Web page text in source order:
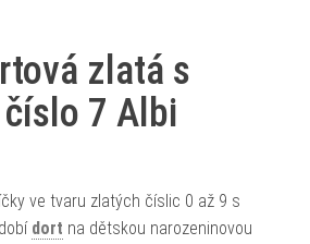
zlatá s
7 Albi
39 Kč.
ve tvaru zlatých číslic 0 až 9 s
dort na dětskou narozeninovou